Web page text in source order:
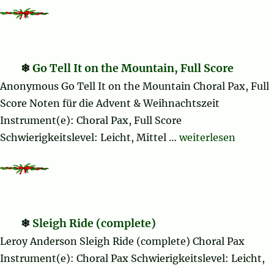
Go Tell It on the Mountain, Full Score
Anonymous Go Tell It on the Mountain Choral Pax, Full
Score Noten für die Advent & Weihnachtszeit
Instrument(e): Choral Pax, Full Score
Schwierigkeitslevel: Leicht, Mittel …„Go Tell It on the
weiterlesen
Sleigh Ride (complete)
Leroy Anderson Sleigh Ride (complete) Choral Pax
Instrument(e): Choral Pax Schwierigkeitslevel: Leicht,